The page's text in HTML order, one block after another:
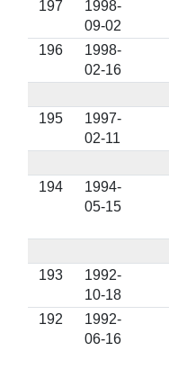
197
1998-
09-02
196
1998-
02-16
195
1997-
02-11
194
1994-
05-15
193
1992-
10-18
192
1992-
06-16